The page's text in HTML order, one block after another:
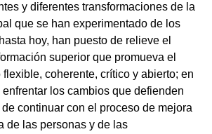
y diferentes transformaciones de la
que se han experimentado de los
hoy, han puesto de relieve el
superior que promueva el
flexible, coherente, crítico y abierto; en
los cambios que defienden
continuar con el proceso de mejora
de las personas y de las